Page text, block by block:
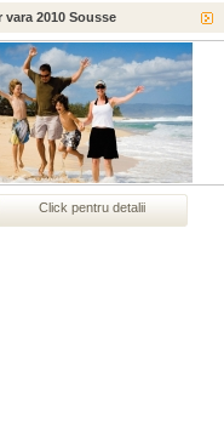
vara 2010 Sousse
Click pentru detalii